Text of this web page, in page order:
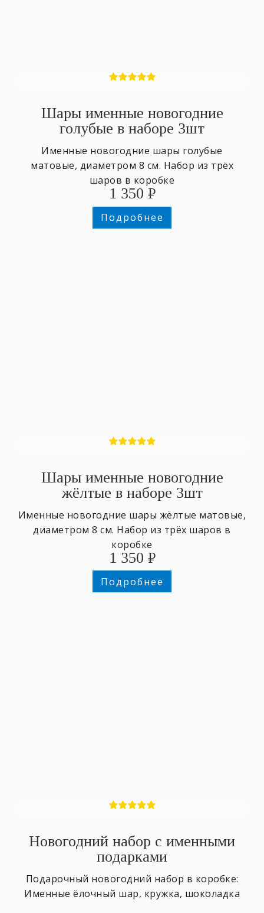
Шары именные новогодние
голубые в наборе 3шт
Именные новогодние шары голубые
матовые, диаметром 8 см. Набор из трёх
шаров в коробке
1 350 ₽
Подробнее
Шары именные новогодние
жёлтые в наборе 3шт
Именные новогодние шары жёлтые матовые,
диаметром 8 см. Набор из трёх шаров в
коробке
1 350 ₽
Подробнее
Новогодний набор с именными
подарками
Подарочный новогодний набор в коробке:
Именные ёлочный шар, кружка, шоколадка